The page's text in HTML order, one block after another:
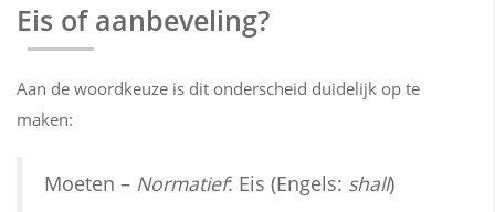
Eis of aanbeveling?
Aan de woordkeuze is dit onderscheid duidelijk op te
maken:
Moeten – Normatief: Eis (Engels: shall)